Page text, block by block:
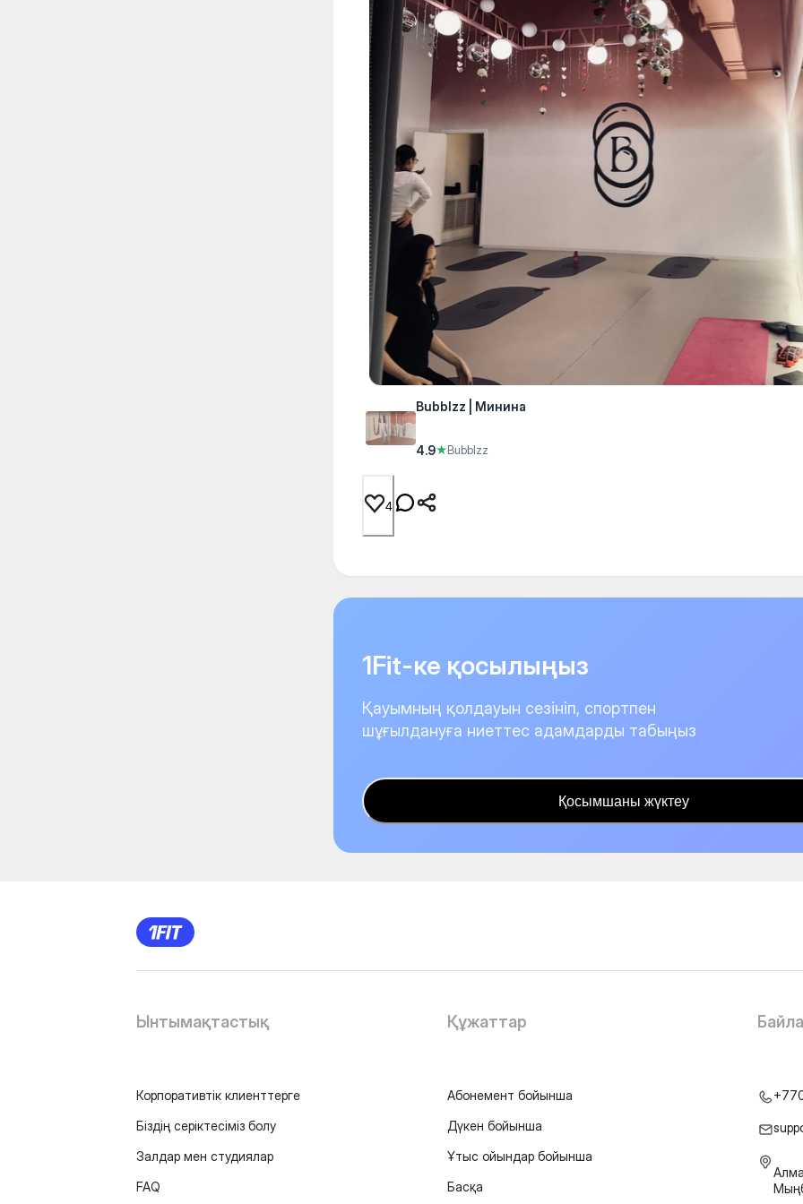
Bubblzz | Минина
4.9★Bubblzz
4
1Fit-ке қосылыңыз
Қауымның қолдауын сезініп, спортпен
шұғылдануға ниеттес адамдарды табыңыз
Қосымшаны жүктеу
Ынтымақтастық
Корпоративтік клиенттерге
Біздің серіктесіміз болу
Залдар мен студиялар
FAQ
Құжаттар
Абонемент бойынша
Дүкен бойынша
Ұтыс ойындар бойынша
Басқа